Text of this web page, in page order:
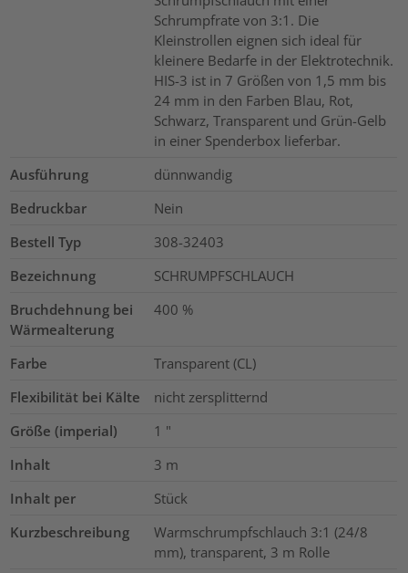
Schrumpfrate von 3:1. Die
Kleinstrollen eignen sich ideal für
kleinere Bedarfe in der Elektrotechnik.
HIS-3 ist in 7 Größen von 1,5 mm bis
24 mm in den Farben Blau, Rot,
Schwarz, Transparent und Grün-Gelb
in einer Spenderbox lieferbar.
Ausführung
dünnwandig
Bedruckbar
Nein
Bestell Typ
308-32403
Bezeichnung
SCHRUMPFSCHLAUCH
Bruchdehnung bei
Wärmealterung
400 %
Farbe
Transparent (CL)
Flexibilität bei Kälte
nicht zersplitternd
Größe (imperial)
1 "
Inhalt
3 m
Inhalt per
Stück
Kurzbeschreibung
Warmschrumpfschlauch 3:1 (24/8
mm), transparent, 3 m Rolle